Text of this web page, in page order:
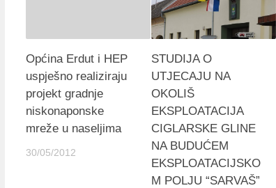
Općina Erdut i HEP
uspješno realiziraju
projekt gradnje
niskonaponske
mreže u naseljima
30/05/2012
STUDIJA O
UTJECAJU NA
OKOLIŠ
EKSPLOATACIJA
CIGLARSKE GLINE
NA BUDUĆEM
EKSPLOATACIJSKO
M POLJU “SARVAŠ”